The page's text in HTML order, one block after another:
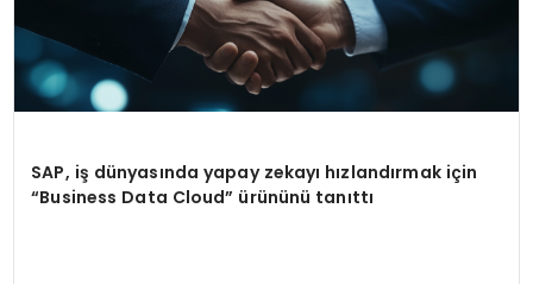
SAP, iş dünyasında yapay zekayı hızlandırmak için
“Business Data Cloud” ürününü tanıttı